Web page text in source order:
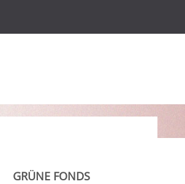
GRÜNE FONDS